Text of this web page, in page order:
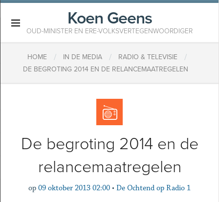
Koen Geens
OUD-MINISTER EN ERE-VOLKSVERTEGENWOORDIGER
HOME / IN DE MEDIA / RADIO & TELEVISIE /
DE BEGROTING 2014 EN DE RELANCEMAATREGELEN
De begroting 2014 en de
relancemaatregelen
op 09 oktober 2013 02:00 • De Ochtend op Radio 1